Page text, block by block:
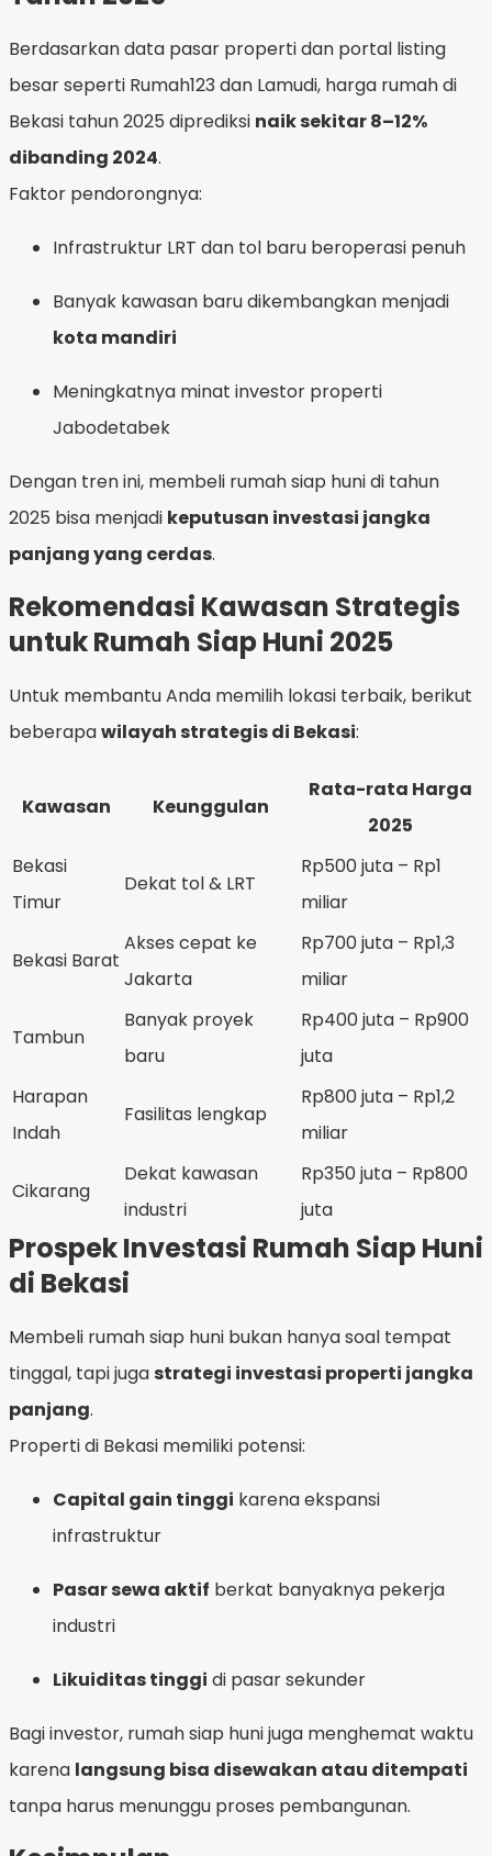
Berdasarkan data pasar properti dan portal listing
besar seperti Rumah123 dan Lamudi, harga rumah di
Bekasi tahun 2025 diprediksi naik sekitar 8–12%
dibanding 2024.
Faktor pendorongnya:
Infrastruktur LRT dan tol baru beroperasi penuh
Banyak kawasan baru dikembangkan menjadi
kota mandiri
Meningkatnya minat investor properti
Jabodetabek
Dengan tren ini, membeli rumah siap huni di tahun
2025 bisa menjadi keputusan investasi jangka
panjang yang cerdas.
Rekomendasi Kawasan Strategis
untuk Rumah Siap Huni 2025
Untuk membantu Anda memilih lokasi terbaik, berikut
beberapawilayah strategis di Bekasi:
Kawasan Keunggulan
Rata-rata Harga
2025
Bekasi
Timur
Dekat tol & LRT
Rp500 juta – Rp1
miliar
Bekasi Barat
Akses cepat ke
Jakarta
Rp700 juta – Rp1,3
miliar
Tambun
Banyak proyek
baru
Rp400 juta – Rp900
juta
Harapan
Indah
Fasilitas lengkap
Rp800 juta – Rp1,2
miliar
Cikarang
Dekat kawasan
industri
Rp350 juta – Rp800
juta
Prospek Investasi Rumah Siap Huni
di Bekasi
Membeli rumah siap huni bukan hanya soal tempat
tinggal, tapi juga strategi investasi properti jangka
panjang.
Properti di Bekasi memiliki potensi:
Capital gain tinggi karena ekspansi
infrastruktur
Pasar sewa aktif berkat banyaknya pekerja
industri
Likuiditas tinggi di pasar sekunder
Bagi investor, rumah siap huni juga menghemat waktu
karena langsung bisa disewakan atau ditempati
tanpa harus menunggu proses pembangunan.